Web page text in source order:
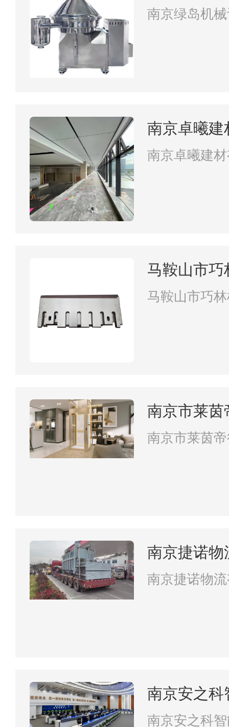
南京绿岛机
南京卓曦建
南京卓曦建
马鞍山市
司
马鞍山市巧
南京市莱茵
南京市莱茵
南京捷诺物
南京捷诺物
南京安之科
南京安之科